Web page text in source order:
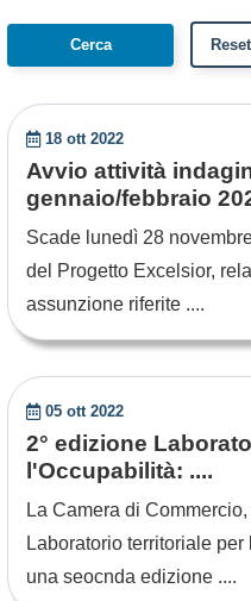
18 ott 2022
Avvio attività
gennaio/febbraio
Scade lunedì 28
del Progetto Excelsior,
assunzione riferite ....
05 ott 2022
2° edizione
l'Occupabilità: ....
La Camera di
Laboratorio territoriale
una seocnda edizione ....